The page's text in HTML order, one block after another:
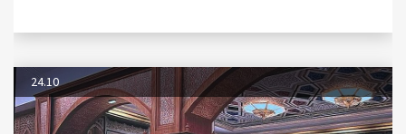
24.10